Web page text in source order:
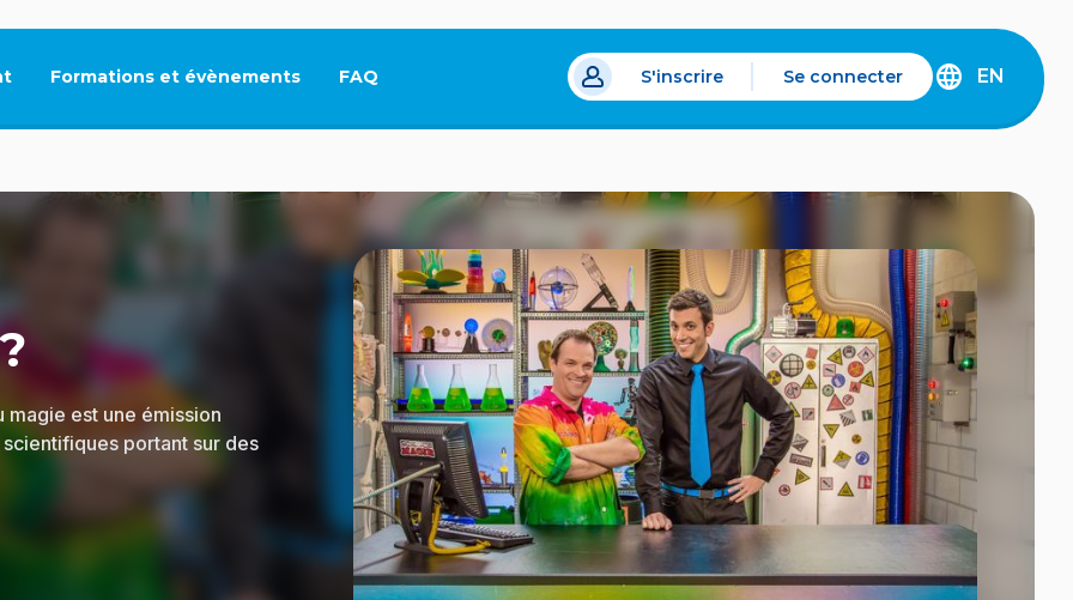
Formations et évènements FAQ
Ce lien s'ouvrira dans un nouvel onglet.
S'inscrire Se connecter
DISCOVER
OF
EN
magie est une émission
portant sur des